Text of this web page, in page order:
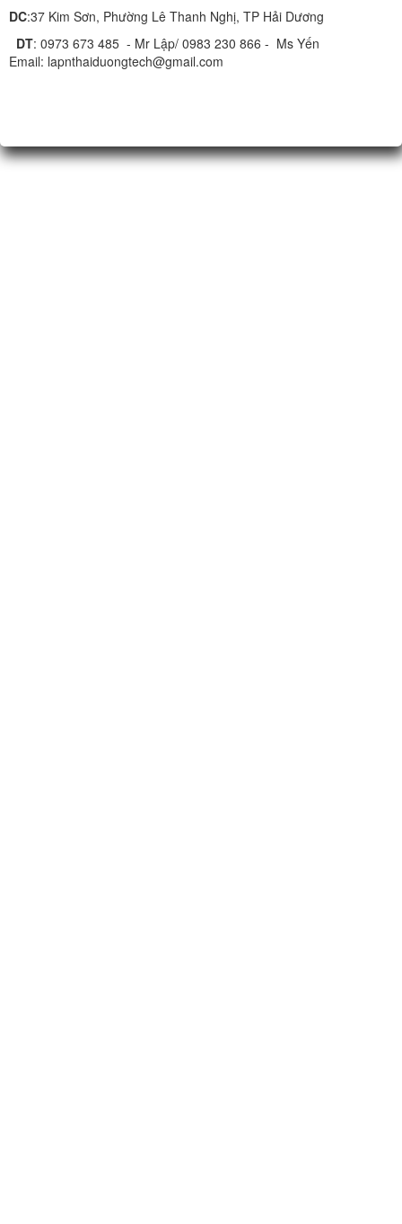
DC:37 Kim Sơn, Phường Lê Thanh Nghị, TP Hải Dương
DT: 0973 673 485 - Mr Lập/ 0983 230 866 - Ms Yến
Email: lapnthaiduongtech@gmail.com